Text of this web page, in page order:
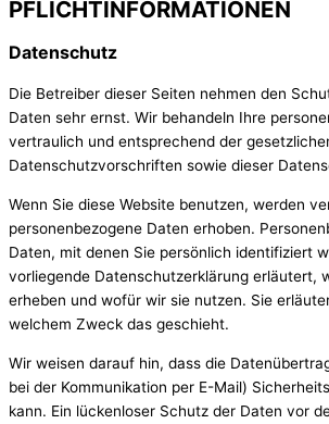
PFLICHTINFORMATIONEN
Datenschutz
Die Betreiber dieser Seiten nehmen den
Daten sehr ernst. Wir behandeln Ihre
vertraulich und entsprechend der
Datenschutzvorschriften sowie dieser
Wenn Sie diese Website benutzen, werden
personenbezogene Daten erhoben.
Daten, mit denen Sie persönlich identifiziert
vorliegende Datenschutzerklärung erläutert,
erheben und wofür wir sie nutzen. Sie
welchem Zweck das geschieht.
Wir weisen darauf hin, dass die
bei der Kommunikation per E-Mail)
kann. Ein lückenloser Schutz der Daten vor